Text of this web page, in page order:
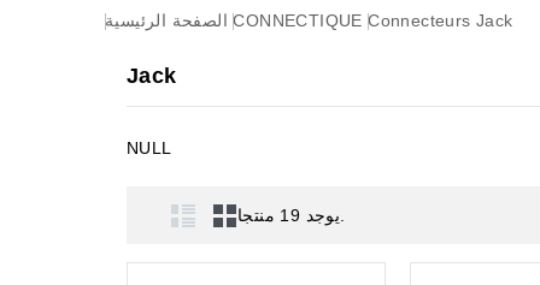
الصفحة الرئيسية CONNECTIQUE Connecteurs Jack
Jack
NULL